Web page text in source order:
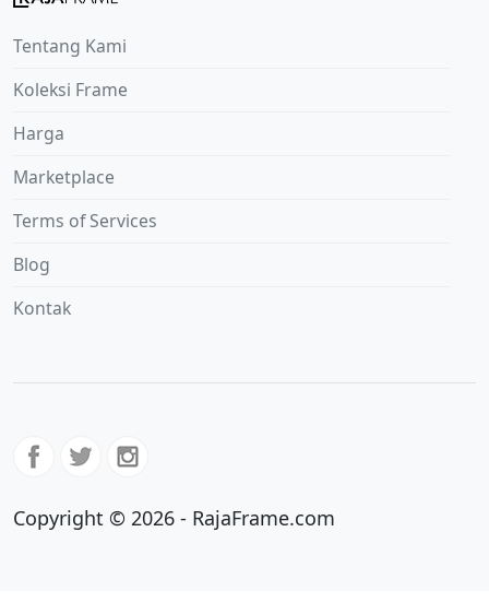
Tentang Kami
Koleksi Frame
Harga
Marketplace
Terms of Services
Blog
Kontak
Copyright © 2026 - RajaFrame.com